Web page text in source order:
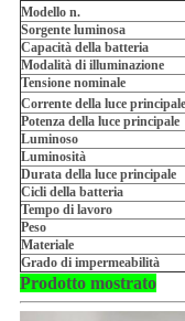
Modello n.
Sorgente luminosa
Capacità della batteria
Modalità di illuminazione
Tensione nominale
Corrente della luce principale
Potenza della luce principale
Luminoso
Luminosità
Durata della luce principale
Cicli della batteria
Tempo di lavoro
Peso
Materiale
Grado di impermeabilità
Prodotto mostrato